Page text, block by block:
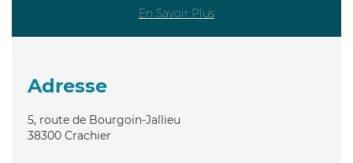
En Savoir Plus
Adresse
5, route de Bourgoin-Jallieu
38300 Crachier